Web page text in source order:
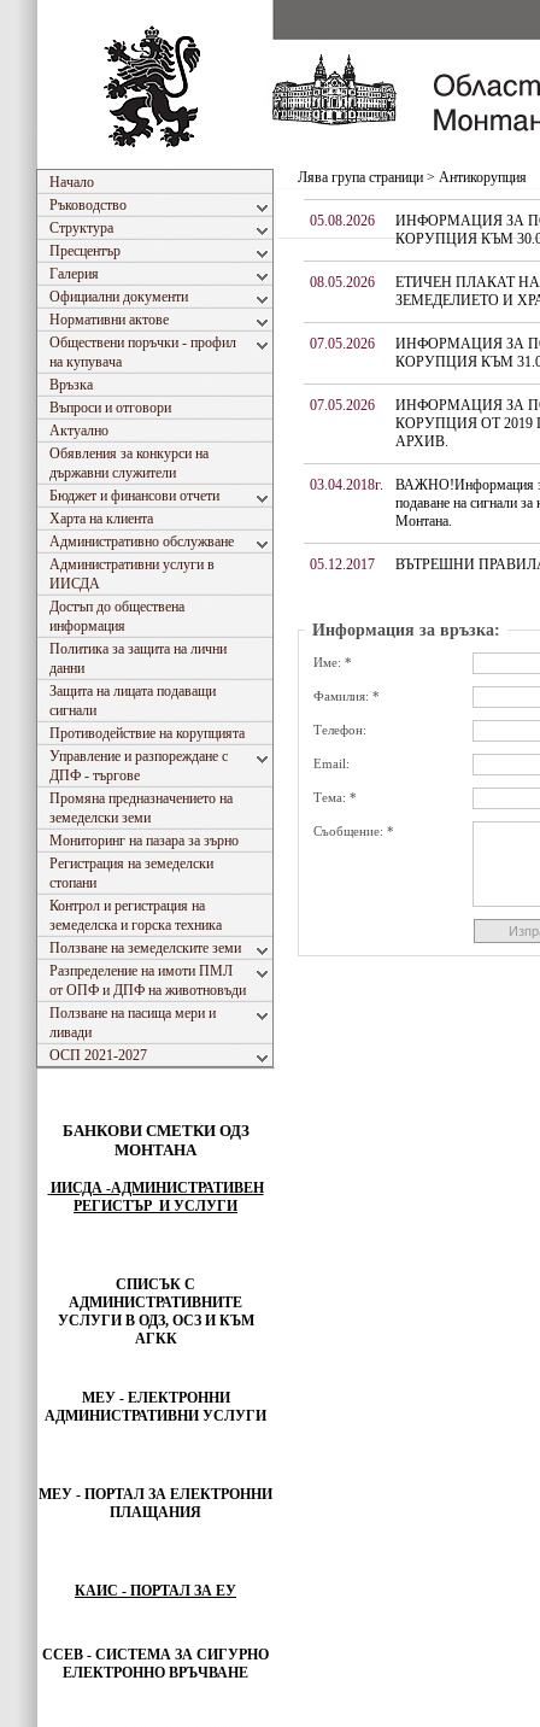
Начало
Ръководство
Структура
Пресцентър
Галерия
Официални документи
Нормативни актове
Обществени поръчки - профил
на купувача
Връзка
Въпроси и отговори
Актуално
Обявления за конкурси на
държавни служители
Бюджет и финансови отчети
Харта на клиента
Административно обслужване
Административни услуги в
ИИСДА
Достъп до обществена
информация
Политика за защита на лични
данни
Защита на лицата подаващи
сигнали
Противодействие на корупцията
Управление и разпореждане с
ДПФ - търгове
Промяна предназначението на
земеделски земи
Мониторинг на пазара за зърно
Регистрация на земеделски
стопани
Контрол и регистрация на
земеделска и горска техника
Ползване на земеделските земи
Разпределение на имоти ПМЛ
от ОПФ и ДПФ на животновъди
Ползване на пасища мери и
ливади
ОСП 2021-2027
БАНКОВИ СМЕТКИ ОДЗ
МОНТАНА
ИИСДА -АДМИНИСТРАТИВЕН
РЕГИСТЪР И УСЛУГИ
СПИСЪК С
АДМИНИСТРАТИВНИТЕ
УСЛУГИ В ОДЗ, ОСЗ И КЪМ
АГКК
МЕУ - ЕЛЕКТРОННИ
АДМИНИСТРАТИВНИ УСЛУГИ
МЕУ - ПОРТАЛ ЗА ЕЛЕКТРОННИ
ПЛАЩАНИЯ
КАИС - ПОРТАЛ ЗА ЕУ
ССЕВ - СИСТЕМА ЗА СИГУРНО
ЕЛЕКТРОННО ВРЪЧВАНЕ
Лява група страници > Антикорупция
05.08.2026
ИНФОРМАЦИЯ ЗА
КОРУПЦИЯ КЪМ
08.05.2026
ЕТИЧЕН ПЛАКАТ
ЗЕМЕДЕЛИЕТО И
07.05.2026
ИНФОРМАЦИЯ ЗА
КОРУПЦИЯ КЪМ
07.05.2026
ИНФОРМАЦИЯ ЗА
КОРУПЦИЯ ОТ 2019
АРХИВ.
03.04.2018г.
ВАЖНО!Информация за
подаване на сигнали
Монтана.
05.12.2017 ВЪТРЕШНИ
Информация за връзка:
Име: *
Фамилия: *
Телефон:
Email:
Тема: *
Съобщение: *